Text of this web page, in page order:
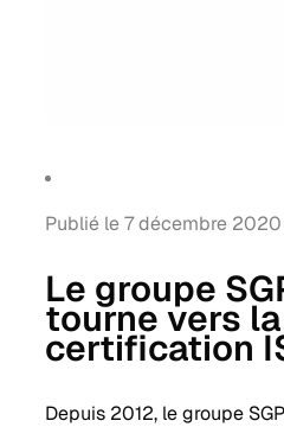
Publié le 7 décembre 2020
Le groupe
tourne vers la
certification
Depuis 2012, le groupe